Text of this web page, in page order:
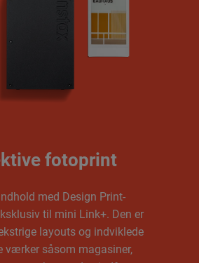
fotoprint
med Design Print-
til mini Link+. Den er
layouts og indviklede
værker såsom magasiner,